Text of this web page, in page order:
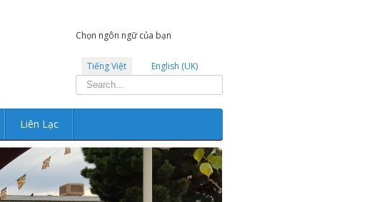
Chọn ngôn ngữ của bạn
Tiếng Việt English (UK)
Tìm
kiếm...
Liên Lạc